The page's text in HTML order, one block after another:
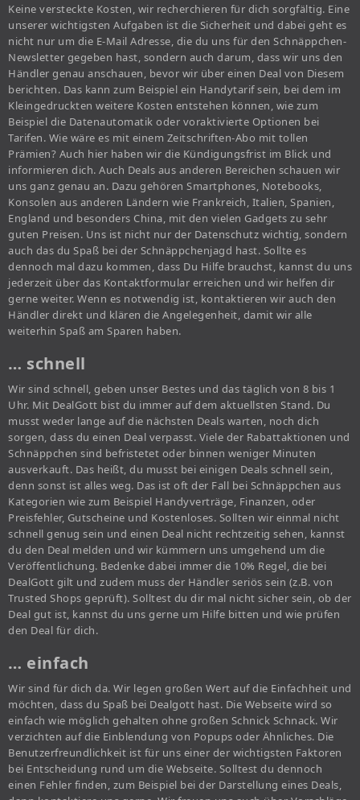
Keine versteckte Kosten, wir recherchieren für dich sorgfältig. Eine
unserer wichtigsten Aufgaben ist die Sicherheit und dabei geht es
nicht nur um die E-Mail Adresse, die du uns für den Schnäppchen-
Newsletter gegeben hast, sondern auch darum, dass wir uns den
Händler genau anschauen, bevor wir über einen Deal von Diesem
berichten. Das kann zum Beispiel ein Handytarif sein, bei dem im
Kleingedruckten weitere Kosten entstehen können, wie zum
Beispiel die Datenautomatik oder voraktivierte Optionen bei
Tarifen. Wie wäre es mit einem Zeitschriften-Abo mit tollen
Prämien? Auch hier haben wir die Kündigungsfrist im Blick und
informieren dich. Auch Deals aus anderen Bereichen schauen wir
uns ganz genau an. Dazu gehören Smartphones, Notebooks,
Konsolen aus anderen Ländern wie Frankreich, Italien, Spanien,
England und besonders China, mit den vielen Gadgets zu sehr
guten Preisen. Uns ist nicht nur der Datenschutz wichtig, sondern
auch das du Spaß bei der Schnäppchenjagd hast. Sollte es
dennoch mal dazu kommen, dass Du Hilfe brauchst, kannst du uns
jederzeit über das Kontaktformular erreichen und wir helfen dir
gerne weiter. Wenn es notwendig ist, kontaktieren wir auch den
Händler direkt und klären die Angelegenheit, damit wir alle
weiterhin Spaß am Sparen haben.
… schnell
Wir sind schnell, geben unser Bestes und das täglich von 8 bis 1
Uhr. Mit DealGott bist du immer auf dem aktuellsten Stand. Du
musst weder lange auf die nächsten Deals warten, noch dich
sorgen, dass du einen Deal verpasst. Viele der Rabattaktionen und
Schnäppchen sind befristetet oder binnen weniger Minuten
ausverkauft. Das heißt, du musst bei einigen Deals schnell sein,
denn sonst ist alles weg. Das ist oft der Fall bei Schnäppchen aus
Kategorien wie zum Beispiel Handyverträge, Finanzen, oder
Preisfehler, Gutscheine und Kostenloses. Sollten wir einmal nicht
schnell genug sein und einen Deal nicht rechtzeitig sehen, kannst
du den Deal melden und wir kümmern uns umgehend um die
Veröffentlichung. Bedenke dabei immer die 10% Regel, die bei
DealGott gilt und zudem muss der Händler seriös sein (z.B. von
Trusted Shops geprüft). Solltest du dir mal nicht sicher sein, ob der
Deal gut ist, kannst du uns gerne um Hilfe bitten und wie prüfen
den Deal für dich.
… einfach
Wir sind für dich da. Wir legen großen Wert auf die Einfachheit und
möchten, dass du Spaß bei Dealgott hast. Die Webseite wird so
einfach wie möglich gehalten ohne großen Schnick Schnack. Wir
verzichten auf die Einblendung von Popups oder Ähnliches. Die
Benutzerfreundlichkeit ist für uns einer der wichtigsten Faktoren
bei Entscheidung rund um die Webseite. Solltest du dennoch
einen Fehler finden, zum Beispiel bei der Darstellung eines Deals,